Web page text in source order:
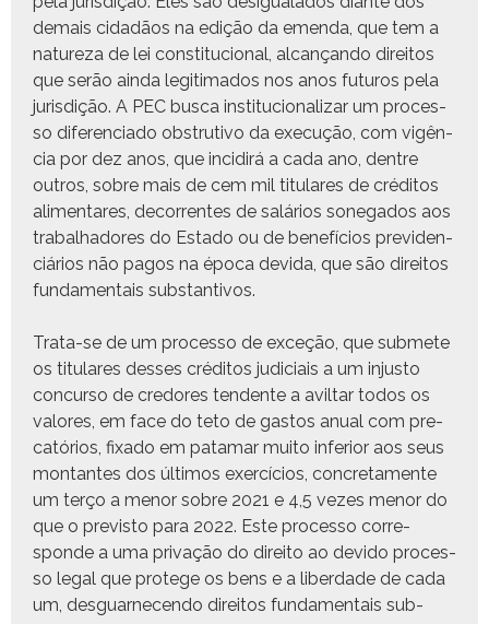
demais cidadãos na edição da emen­da, que tem a
natureza de lei con­sti­tu­cional, alcançan­do dire­itos
que serão ain­da legit­i­ma­dos nos anos futur­os pela
juris­dição. A PEC bus­ca insti­tu­cionalizar um proces­
so difer­en­ci­a­do obstru­ti­vo da exe­cução, com vigên­
cia por dez anos, que incidirá a cada ano, den­tre
out­ros, sobre mais de cem mil tit­u­lares de crédi­tos
ali­menta­res, decor­rentes de salários sone­ga­dos aos
tra­bal­hadores do Esta­do ou de bene­fí­cios prev­i­den­
ciários não pagos na época dev­i­da, que são dire­itos
fun­da­men­tais substantivos.
Tra­ta-se de um proces­so de exceção, que sub­mete
os tit­u­lares dess­es crédi­tos judi­ci­ais a um injus­to
con­cur­so de cre­dores ten­dente a avil­tar todos os
val­ores, em face do teto de gas­tos anu­al com pre­
catórios, fix­a­do em pata­mar muito infe­ri­or aos seus
mon­tantes dos últi­mos exer­cí­cios, conc­re­ta­mente
um terço a menor sobre 2021 e 4,5 vezes menor do
que o pre­vis­to para 2022. Este proces­so cor­re­
sponde a uma pri­vação do dire­ito ao dev­i­do proces­
so legal que pro­tege os bens e a liber­dade de cada
um, des­guarnecen­do dire­itos fun­da­men­tais sub­